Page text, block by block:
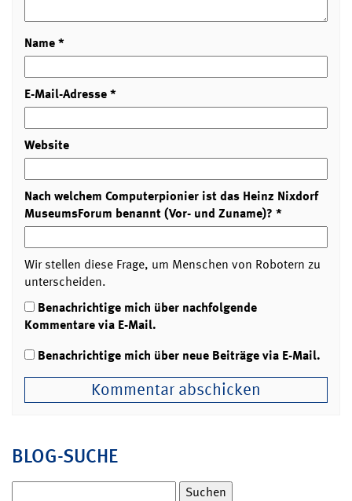
Name*
E-Mail-Adresse*
Website
Nach welchem Computerpionier ist das Heinz Nixdorf
MuseumsForum benannt (Vor- und Zuname)? *
Wir stellen diese Frage, um Menschen von Robotern zu
unterscheiden.
Benachrichtige mich über nachfolgende
Kommentare via E-Mail.
Benachrichtige mich über neue Beiträge via E-Mail.
BLOG-SUCHE